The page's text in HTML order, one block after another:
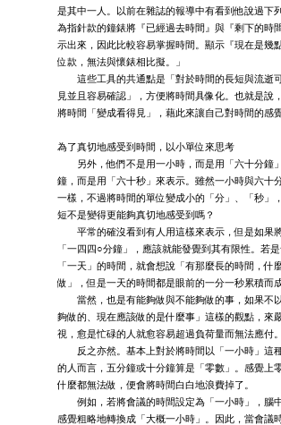
是其中一人。以前在雜誌的報導中有看到他說過下
為指針款的鐘錶將『已經過去時間』與『剩下的時
示出來，因此比較容易掌握時間。顯示『現在是幾
位款，無法與懷錶相比擬。」
這些工具的共通點是「對於時間的長短與流逝
見並且容易確認」，方便將時間具像化。也就是說
將時間「變成看得見」，藉此來讓自己對時間的感
為了真切地感受到時間，以小單位來思考
另外，他們不是用一小時，而是用「六十分鐘
鐘，而是用「六十秒」來表示。雖然一小時與六十
一樣，不過將時間的單位變成小的「分」、「秒」
短不是變得更能夠真切地感受到嗎？
平常的確沒看到有人用這樣來表示，但是如果
「一四四○分鐘」，應該就能發覺到其有限性。若
「一天」的時間，就會想說「有那麼長的時間，什
做」，但是一天的時間都是眼前的一分一秒累積而成
當然，也是有能夠做與不能夠做的事，如果不
夠做的、現在應該做的是什麼事」這樣的觀點，來
視，愈是忙碌的人就愈容易超過負荷量而無法應付。
反之亦然。基本上對於將時間以「一小時」這
的人而言，五分鐘或十分鐘算是「零數」。感覺上
什麼都無法做，便會將時間白白地浪費掉了。
例如，若將會議的時間設定為「一小時」，腦
感覺粗略地轉換成「大概一小時」。因此，當會議